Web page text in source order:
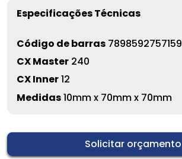
Especificações Técnicas
Código de barras 7898592757159
CX Master 240
CX Inner12
Medidas10mm x 70mm x 70mm
Solicitar orçamento